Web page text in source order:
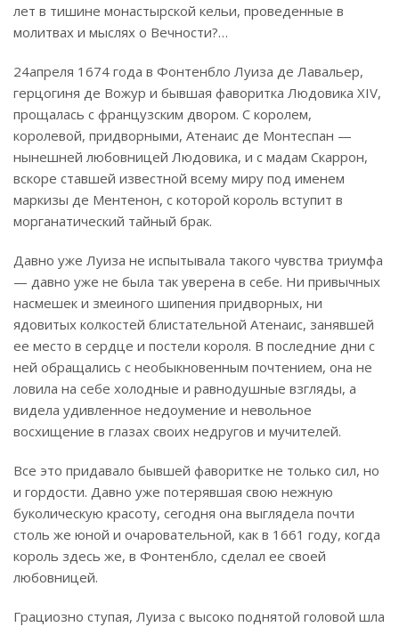
лет в тишине монастырской кельи, проведенные в
молитвах и мыслях о Вечности?…
24апреля 1674 года в Фонтенбло Луиза де Лавальер,
герцогиня де Вожур и бывшая фаворитка Людовика XIV,
прощалась с французским двором. С королем,
королевой, придворными, Атенаис де Монтеспан —
нынешней любовницей Людовика, и с мадам Скаррон,
вскоре ставшей известной всему миру под именем
маркизы де Ментенон, с которой король вступит в
морганатический тайный брак.
Давно уже Луиза не испытывала такого чувства триумфа
— давно уже не была так уверена в себе. Ни привычных
насмешек и змеиного шипения придворных, ни
ядовитых колкостей блистательной Атенаис, занявшей
ее место в сердце и постели короля. В последние дни с
ней обращались с необыкновенным почтением, она не
ловила на себе холодные и равнодушные взгляды, а
видела удивленное недоумение и невольное
восхищение в глазах своих недругов и мучителей.
Все это придавало бывшей фаворитке не только сил, но
и гордости. Давно уже потерявшая свою нежную
буколическую красоту, сегодня она выглядела почти
столь же юной и очаровательной, как в 1661 году, когда
король здесь же, в Фонтенбло, сделал ее своей
любовницей.
Грациозно ступая, Луиза с высоко поднятой головой шла